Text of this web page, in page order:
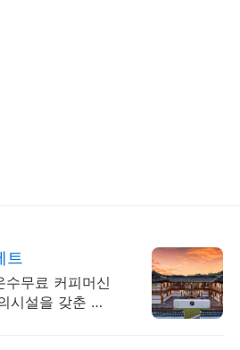
트
무료 커피머신
시설을 갖춘 감